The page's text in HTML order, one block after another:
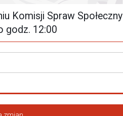
Komisji Spraw
godz. 12:00